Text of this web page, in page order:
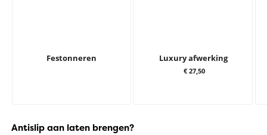
Festonneren Luxury afwerking
€ 27,50
Antislip aan laten brengen?